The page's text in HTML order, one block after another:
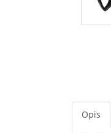
Opis